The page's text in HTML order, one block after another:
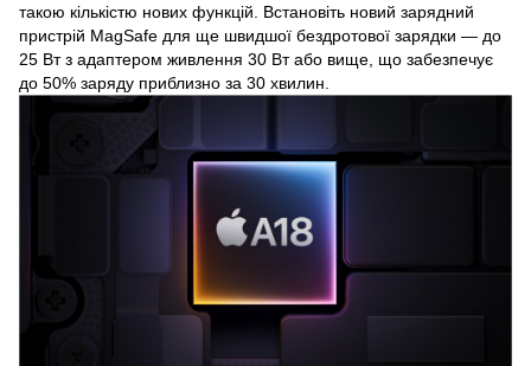
такою кількістю нових функцій. Встановіть новий зарядний
пристрій MagSafe для ще швидшої бездротової зарядки — до
25 Вт з адаптером живлення 30 Вт або вище, що забезпечує
до 50% заряду приблизно за 30 хвилин.